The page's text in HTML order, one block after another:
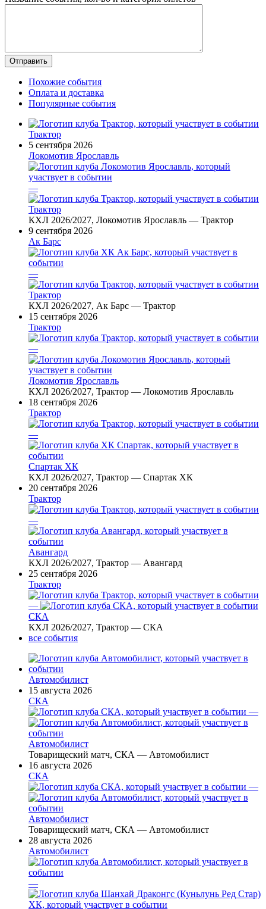
Похожие события
Оплата и доставка
Популярные события
Трактор
5 сентября 2026
Локомотив Ярославль
—
Трактор
КХЛ 2026/2027, Локомотив Ярославль — Трактор
9 сентября 2026
Ак Барс
—
Трактор
КХЛ 2026/2027, Ак Барс — Трактор
15 сентября 2026
Трактор
—
Локомотив Ярославль
КХЛ 2026/2027, Трактор — Локомотив Ярославль
18 сентября 2026
Трактор
—
Спартак ХК
КХЛ 2026/2027, Трактор — Спартак ХК
20 сентября 2026
Трактор
—
Авангард
КХЛ 2026/2027, Трактор — Авангард
25 сентября 2026
Трактор
—
СКА
КХЛ 2026/2027, Трактор — СКА
все события
Автомобилист
15 августа 2026
СКА
—
Автомобилист
Товарищеский матч, СКА — Автомобилист
16 августа 2026
СКА
—
Автомобилист
Товарищеский матч, СКА — Автомобилист
28 августа 2026
Автомобилист
—